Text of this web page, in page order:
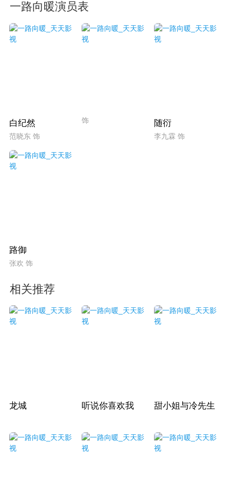
一路向暖演员表
白纪然
范晓东 饰
饰 随衍
李九霖 饰
路御
张欢 饰
相关推荐
龙城 听说你喜欢我 甜小姐与冷先生